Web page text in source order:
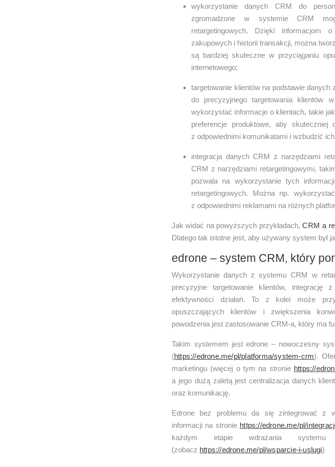
wykorzystanie danych CRM do
zgromadzone w systemie CRM
retargetingowych. Dzięki informacjom
zakupowych i historii transakcji, można
są bardziej skuteczne w przyciąganiu
internetowego;
targetowanie klientów na podstawie
do precyzyjnego targetowania klientów
wykorzystać informacje o klientach, takie
preferencje produktowe, aby
z odpowiednimi komunikatami i wzbudzić
integracja danych CRM z narzędziami
CRM z narzędziami retargetingowymi,
pozwala na wykorzystanie tych
retargetingowych. Można np.
z odpowiednimi reklamami na różnych
Jak widać na powyższych przykładach,CRM a
Dlatego tak istotne jest, aby używany system był
edrone – system CRM, który
Wykorzystanie danych z systemu CRM w
precyzyjne targetowanie klientów, integrację
efektywności działań. To z kolei może
opuszczających klientów i zwiększenia
powodzenia jest zastosowanie CRM-a, który ma
Takim systemem jest edrone – nowoczesny
(https://edrone.me/pl/platforma/system-crm).
marketingu (więcej o tym na stronie https://
a jego dużą zaletą jest centralizacja danych
oraz komunikację.
Edrone bez problemu da się zintegrować z
informacji na stronie https://edrone.me/pl/
każdym etapie wdrażania
(zobacz https://edrone.me/pl/wsparcie-i-uslugi)